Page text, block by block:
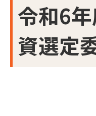
令和6
資選定